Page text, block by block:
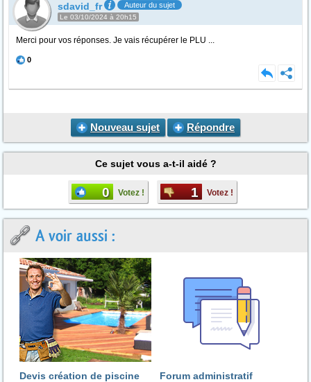
sdavid_fr Auteur du sujet
Le 03/10/2024 à 20h15
Merci pour vos réponses. Je vais récupérer le PLU ...
0
Nouveau sujet Répondre
Ce sujet vous a-t-il aidé ?
0 Votez ! 1 Votez !
A voir aussi :
Devis création de piscine Forum administratif